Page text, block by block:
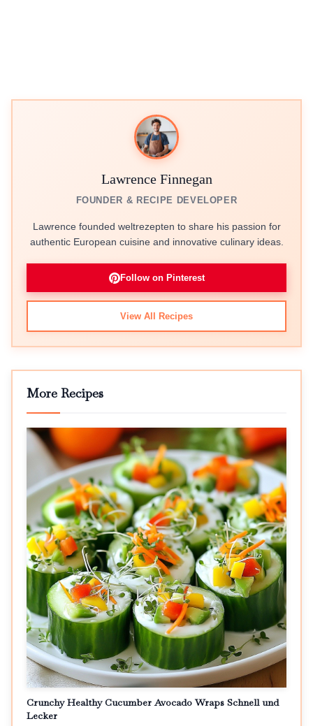
Lawrence Finnegan
FOUNDER & RECIPE DEVELOPER
Lawrence founded weltrezepten to share his passion for
authentic European cuisine and innovative culinary ideas.
Follow on Pinterest
View All Recipes
More Recipes
Crunchy Healthy Cucumber Avocado Wraps Schnell und
Lecker